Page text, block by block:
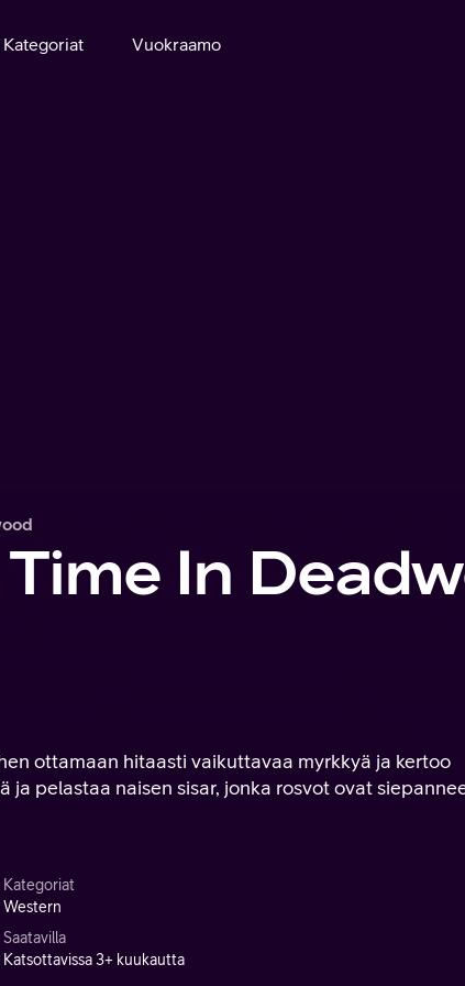
Kategoriat Vuokraamo
In
ottamaan hitaasti vaikuttavaa myrkkyä ja kertoo
pelastaa naisen sisar, jonka rosvot ovat
Kategoriat
Western
Saatavilla
Katsottavissa 3+ kuukautta